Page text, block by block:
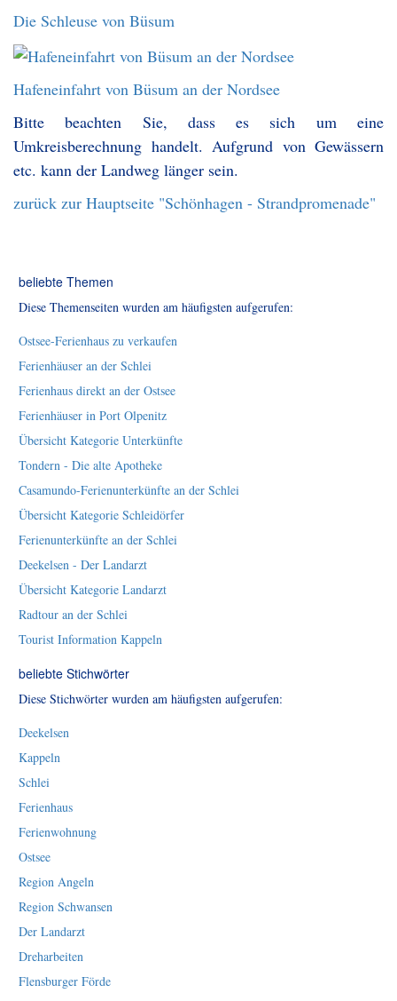
Die Schleuse von Büsum
Hafeneinfahrt von Büsum an der Nordsee
Bitte beachten Sie, dass es sich um eine
Umkreisberechnung handelt. Aufgrund von Gewässern
etc. kann der Landweg länger sein.
zurück zur Hauptseite "Schönhagen - Strandpromenade"
beliebte Themen
Diese Themenseiten wurden am häufigsten aufgerufen:
Ostsee-Ferienhaus zu verkaufen
Ferienhäuser an der Schlei
Ferienhaus direkt an der Ostsee
Ferienhäuser in Port Olpenitz
Übersicht Kategorie Unterkünfte
Tondern - Die alte Apotheke
Casamundo-Ferienunterkünfte an der Schlei
Übersicht Kategorie Schleidörfer
Ferienunterkünfte an der Schlei
Deekelsen - Der Landarzt
Übersicht Kategorie Landarzt
Radtour an der Schlei
Tourist Information Kappeln
beliebte Stichwörter
Diese Stichwörter wurden am häufigsten aufgerufen:
Deekelsen
Kappeln
Schlei
Ferienhaus
Ferienwohnung
Ostsee
Region Angeln
Region Schwansen
Der Landarzt
Dreharbeiten
Flensburger Förde